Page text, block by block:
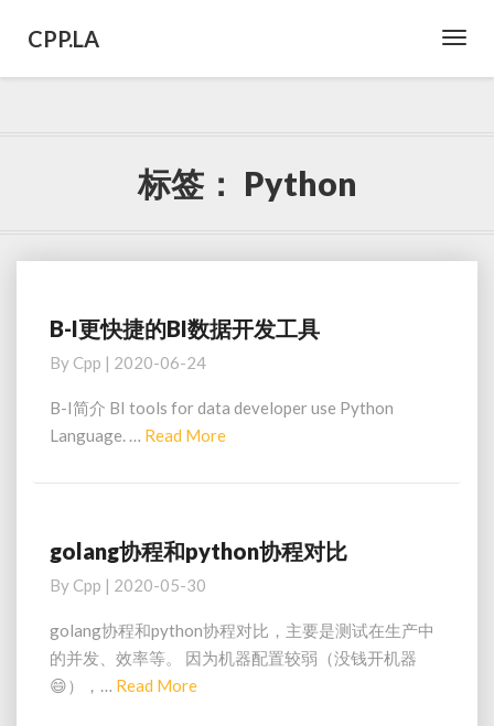
CPP.LA
标签： Python
B-
更
快
的
开
发
工
B-I更快捷的BI数据开发工具
By Cpp | 2020-06-24
B-I简介 BI tools for data developer use Python
Language. … Read MoreRead
golang
程
python
协
程
golang协程和python协程对比
By Cpp | 2020-05-30
golang协程和python协程对比，主要是测试在生产中
的并发、效率等。 因为机器配置较弱（没钱开机器
😄），… Read MoreRead